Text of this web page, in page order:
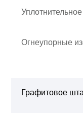
Огнеупорные
Графитовое